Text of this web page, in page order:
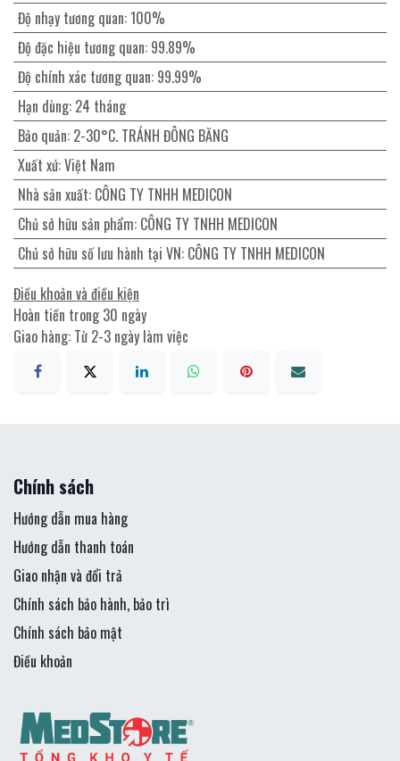
Độ nhạy tương quan:100%
Độ đặc hiệu tương quan: 99.89%
Độ chính xác tương quan: 99.99%
Hạn dùng: 24 tháng
Bảo quản: 2-30°C. TRÁNH ĐÔNG BĂNG
Xuất xứ:Việt Nam
Nhà sản xuất: CÔNG TY TNHH MEDICON
Chủ sở hữu sản phẩm: CÔNG TY TNHH MEDICON
Chủ sở hữu số lưu hành tại VN: CÔNG TY TNHH MEDICON
Điều khoản và điều kiện
Hoàn tiền trong 30 ngày
Giao hàng: Từ 2-3 ngày làm việc
Chính sách
Hướng dẫn mua hàng
Hướng dẫn thanh toán
Giao nhận và đổi trả
Chính sách bảo hành, bảo trì
Chính sách bảo mật
Điều khoản